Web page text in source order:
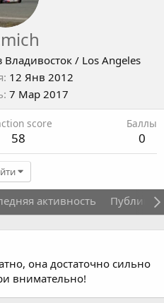
Владивосток / Los Angeles
12 Янв 2012
7 Мар 2017
score
58
Баллы
0
активность
она достаточно сильно
внимательно!